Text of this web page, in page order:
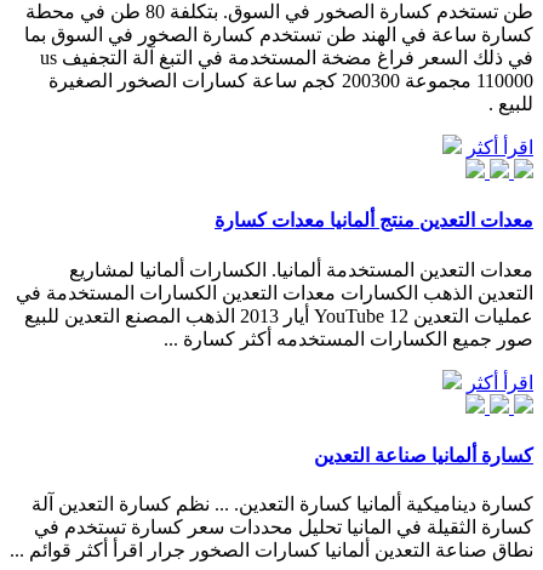
طن تستخدم كسارة الصخور في السوق. بتكلفة 80 طن في محطة
كسارة ساعة في الهند طن تستخدم كسارة الصخور في السوق بما
في ذلك السعر فراغ مضخة المستخدمة في التبغ آلة التجفيف us
110000 مجموعة 200300 كجم ساعة كسارات الصخور الصغيرة
للبيع .
اقرأ أكثر
معدات التعدين منتج ألمانيا معدات كسارة
معدات التعدين المستخدمة ألمانيا. الكسارات ألمانيا لمشاريع
التعدين الذهب الكسارات معدات التعدين الكسارات المستخدمة في
عمليات التعدين YouTube 12 أيار 2013 الذهب المصنع التعدين للبيع
صور جميع الكسارات المستخدمه أكثر كسارة ...
اقرأ أكثر
كسارة ألمانيا صناعة التعدين
كسارة ديناميكية ألمانيا كسارة التعدين. ... نظم كسارة التعدين آلة
كسارة الثقيلة في المانيا تحليل محددات سعر كسارة تستخدم في
نطاق صناعة التعدين ألمانيا كسارات الصخور جرار اقرأ أكثر قوائم ...